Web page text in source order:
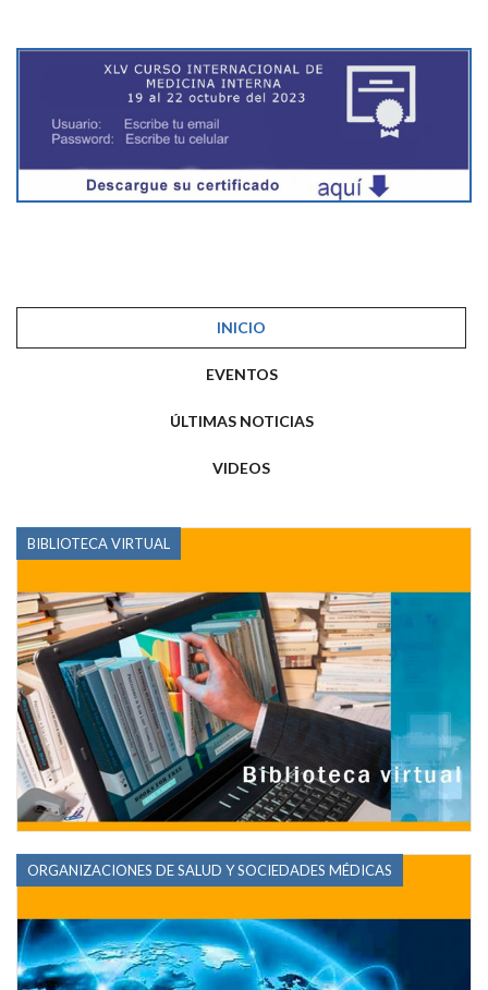
INICIO
EVENTOS
ÚLTIMAS NOTICIAS
VIDEOS
BIBLIOTECA VIRTUAL
ORGANIZACIONES DE SALUD Y SOCIEDADES MÉDICAS